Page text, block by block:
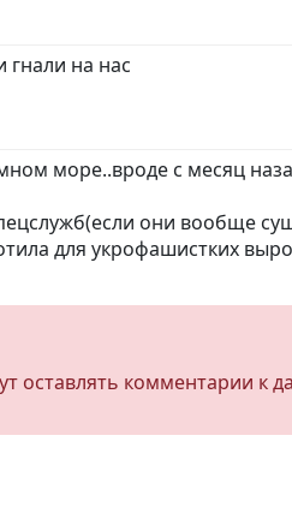
гнали на нас
море..вроде с месяц
они вообще
для укрофашистких
оставлять комментарии к